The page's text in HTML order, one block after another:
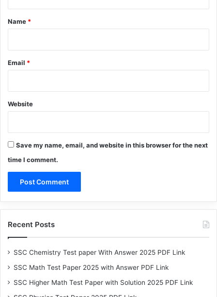
*
Name *
Email *
Website
Save my name, email, and website in this browser for the next
time I comment.
Recent Posts
SSC Chemistry Test paper With Answer 2025 PDF Link
SSC Math Test Paper 2025 with Answer PDF Link
SSC Higher Math Test Paper with Solution 2025 PDF Link